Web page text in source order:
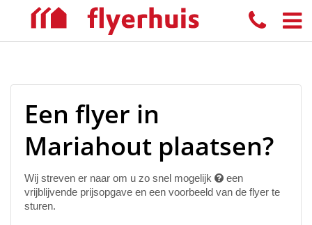
Een flyer in
Mariahout plaatsen?
Wij streven er naar om u zo snel mogelijk
een
vrijblijvende prijsopgave en een voorbeeld van de flyer te
sturen.